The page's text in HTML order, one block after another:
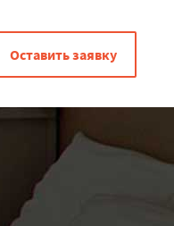
Оставить заявку